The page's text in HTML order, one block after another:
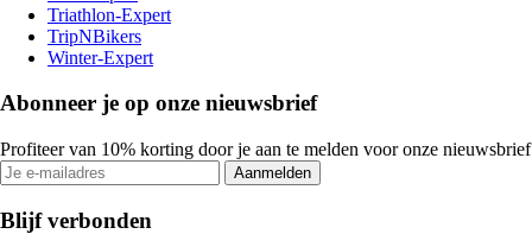
Triathlon-Expert
TripNBikers
Winter-Expert
Abonneer je op onze nieuwsbrief
Profiteer van 10% korting door je aan te melden voor onze nieuwsbrief
Aanmelden
Blijf verbonden